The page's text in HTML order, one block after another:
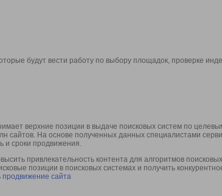
будут вести работу по выбору площадок, проверке
верхние позиции в выдаче поисковых систем по
сайтов. На основе полученных данных специалистами
и сроки продвижения.
привлекательность контента для алгоритмов
позиции в поисковых системах и получить
продвижение сайта